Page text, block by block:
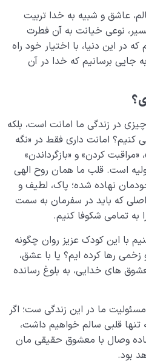
عاشق و شبیه به خدا تربیت
نوعی خیانت به آن فطرت
در این دنیا، با اختیار خود راه
جایی برسانیم که خدا در آن
در زندگی ما امانت است، بلکه
امانت داری فقط در «نگه
کردن» و «بازگرداندن»
است. قلب ما همان روح الهی
نهاده شده؛ پاک، لطیف و
که باید در سفرمان به سمت
به تمامی شکوفا کنیم.
با این کودک عزیز روان چگونه
و زخمی رها کرده ایم؟ یا با عشق،
های خدایی، به بلوغ رسانده
ما در این زندگی ست؛ اگر
تنها قلبی سالم خواهیم داشت،
وصال با معشوق حقیقی مان
بود.